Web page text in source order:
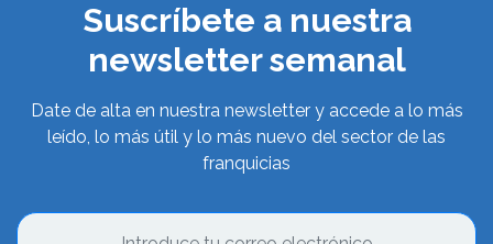
Suscríbete a nuestra
newsletter semanal
Date de alta en nuestra newsletter y accede a lo más
leído, lo más útil y lo más nuevo del sector de las
franquicias